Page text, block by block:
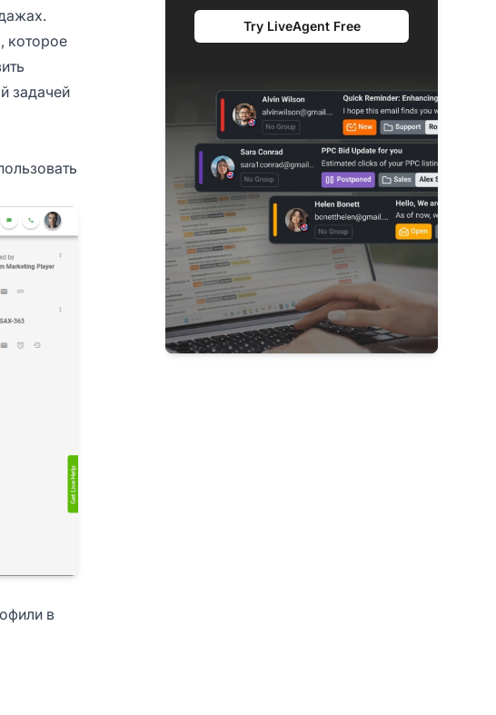
которое
задачей
в
Try LiveAgent Free